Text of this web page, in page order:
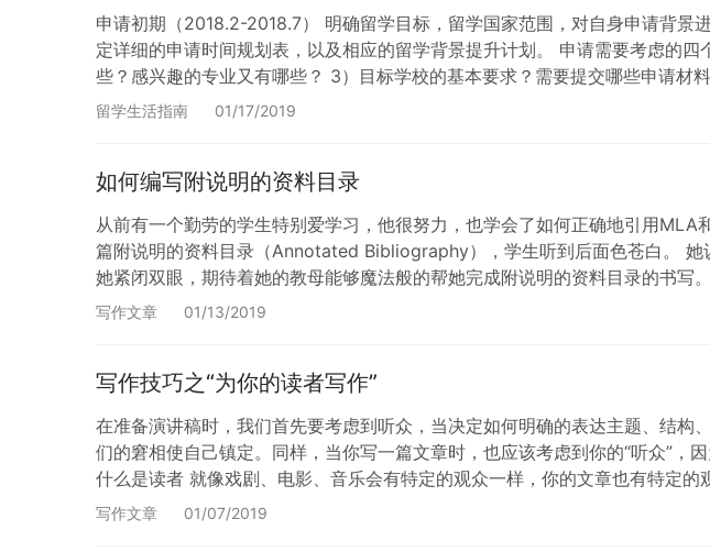
申请初期（2018.2-2018.7） 明确留学目标，留学国家范围，对自身申请背
定详细的申请时间规划表，以及相应的留学背景提升计划。 申请需要考虑的
些？感兴趣的专业又有哪些？ 3）目标学校的基本要求？需要提交哪些申请
到底是应该选择中介还是自己D…
留学生活指南 01/17/2019
如何编写附说明的资料目录
从前有一个勤劳的学生特别爱学习，他很努力，也学会了如何正确地引用
篇附说明的资料目录（Annotated Bibliography），学生听到后面色苍白。 她
她紧闭双眼，期待着她的教母能够魔法般的帮她完成附说明的资料目录的书写
目录，但是我将教你如何写，…
写作文章 01/13/2019
写作技巧之“为你的读者写作”
在准备演讲稿时，我们首先要考虑到听众，当决定如何明确的表达主题、结
们的窘相使自己镇定。同样，当你写一篇文章时，也应该考虑到你的“听众”，
什么是读者 就像戏剧、电影、音乐会有特定的观众一样，你的文章也有特定
影响你的写作决策。 1.真实读者 真实的读者是真正阅读文…
写作文章 01/07/2019